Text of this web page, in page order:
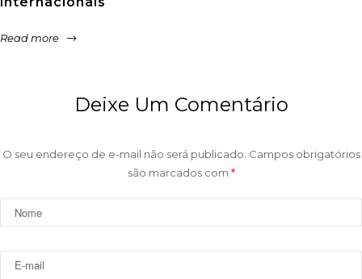
Read more
Deixe Um Comentário
O seu endereço de e-mail não será publicado. Campos obrigatórios
são marcados com *